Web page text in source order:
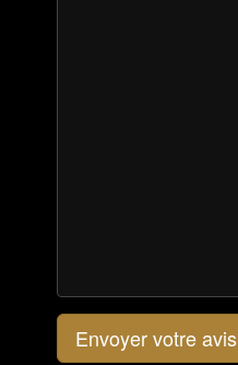
Envoyer votre avis